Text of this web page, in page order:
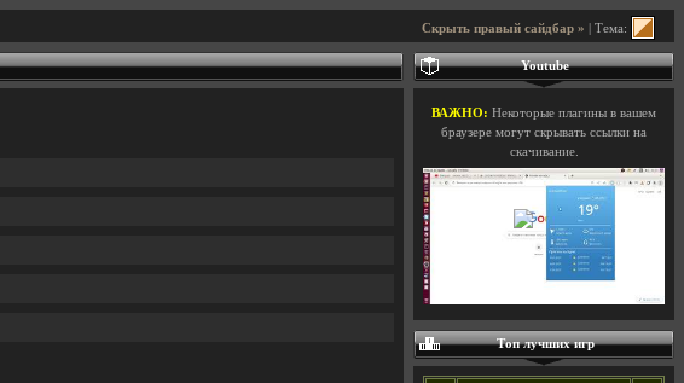
Скрыть правый сайдбар » | Тема:
Youtube
ВАЖНО: Некоторые плагины в вашем
браузере могут скрывать ссылки на
скачивание.
Топ лучших игр